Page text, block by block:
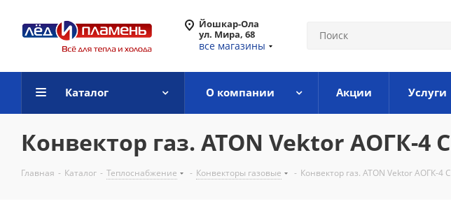
Йошкар-Ола
ул. Мира, 68
все магазины
Каталог О компании Акции Услуги
Конвектор газ. ATON Vektor АОГК-4 С
Главная - Каталог - Теплоснабжение - Конвекторы газовые - Конвектор газ. ATON Vektor АОГК-4 С